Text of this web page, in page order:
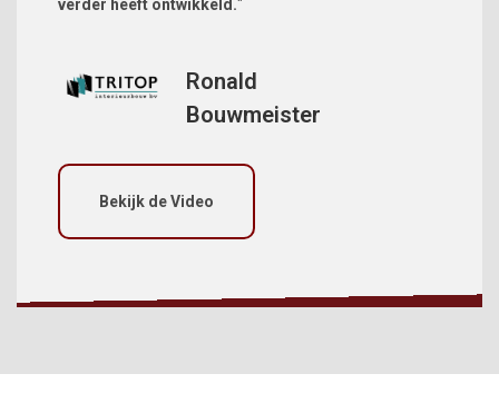
verder heeft ontwikkeld."
Ronald
Bouwmeister
Bekijk de Video